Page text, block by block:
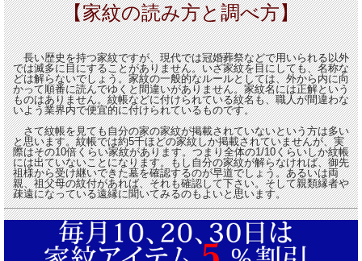
【家紋の読み方と調べ方】
長い歴史を持つ家紋ですが、現代では冠婚葬祭などで用いられる以外
では滅多に目にすることがありません。いざ家紋を目にしても、名称な
どは解らないでしょう。家紋の一般的なルールとしては、外から内に向
かって順番に読んでゆくと間違いがありません。家紋名には正解という
ものはありません。紋帳などに付けられている紋名も、職人が間違わな
いよう業界内で便宜的に付けられているものです。
さて紋帳を見ても自分の家の家紋が掲載されていないという方は多い
と思います。紋帳では約5千ほどの家紋しか掲載されていませんが、実
際はその10倍くらい家紋があります。つまり全体の1/10くらいしか紋帳
には出ていないことになります。もし自分の家紋が解らなければ、御先
祖様から受け継いできた墓を確認するのが早道でしょう。あるいは両
親、祖父母の紋付があれば、それも確認して下さい。そして親類縁者や
疎遠になっている遠縁に聞いてみるのもよいと思います。